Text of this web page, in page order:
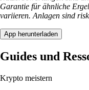
Garantie für ähnliche
variieren. Anlagen sind
App herunterladen
Guides und
Krypto meistern